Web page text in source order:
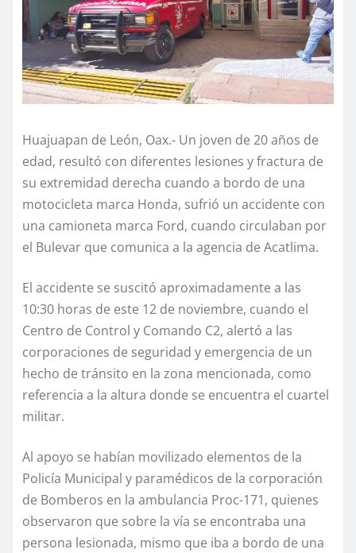
Huajuapan de León, Oax.- Un joven de 20 años de
edad, resultó con diferentes lesiones y fractura de
su extremidad derecha cuando a bordo de una
motocicleta marca Honda, sufrió un accidente con
una camioneta marca Ford, cuando circulaban por
el Bulevar que comunica a la agencia de Acatlima.
El accidente se suscitó aproximadamente a las
10:30 horas de este 12 de noviembre, cuando el
Centro de Control y Comando C2, alertó a las
corporaciones de seguridad y emergencia de un
hecho de tránsito en la zona mencionada, como
referencia a la altura donde se encuentra el cuartel
militar.
Al apoyo se habían movilizado elementos de la
Policía Municipal y paramédicos de la corporación
de Bomberos en la ambulancia Proc-171, quienes
observaron que sobre la vía se encontraba una
persona lesionada, mismo que iba a bordo de una